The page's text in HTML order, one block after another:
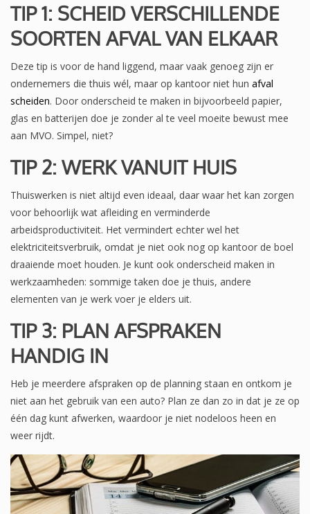
TIP 1: SCHEID VERSCHILLENDE
SOORTEN AFVAL VAN ELKAAR
Deze tip is voor de hand liggend, maar vaak genoeg zijn er
ondernemers die thuis wél, maar op kantoor niet hun afval
scheiden. Door onderscheid te maken in bijvoorbeeld papier,
glas en batterijen doe je zonder al te veel moeite bewust mee
aan MVO. Simpel, niet?
TIP 2: WERK VANUIT HUIS
Thuiswerken is niet altijd even ideaal, daar waar het kan zorgen
voor behoorlijk wat afleiding en verminderde
arbeidsproductiviteit. Het vermindert echter wel het
elektriciteitsverbruik, omdat je niet ook nog op kantoor de boel
draaiende moet houden. Je kunt ook onderscheid maken in
werkzaamheden: sommige taken doe je thuis, andere
elementen van je werk voer je elders uit.
TIP 3: PLAN AFSPRAKEN
HANDIG IN
Heb je meerdere afspraken op de planning staan en ontkom je
niet aan het gebruik van een auto? Plan ze dan zo in dat je ze op
één dag kunt afwerken, waardoor je niet nodeloos heen en
weer rijdt.